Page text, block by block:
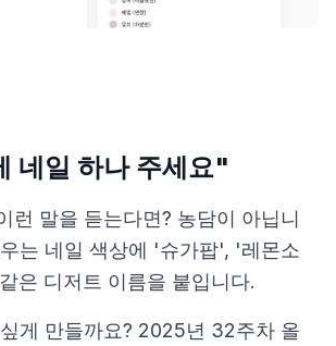
네일 하나 주세요"
런 말을 듣는다면? 농담이 아닙니
는 네일 색상에 '슈가팝', '레몬소
은 디저트 이름을 붙입니다.
게 만들까요? 2025년 32주차 올